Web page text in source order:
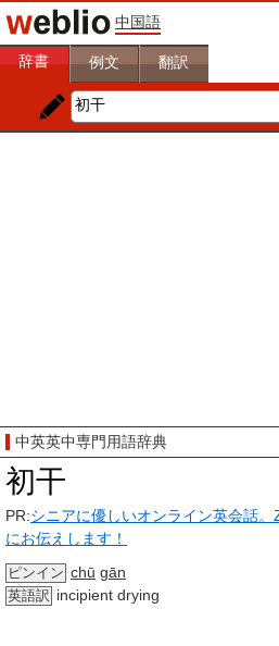
中国語
辞書 例文 翻訳
中英英中専門用語辞典
初干
PR:シニアに優しいオンライン英会話
にお伝えします！
ピンイン chū gān
英語訳 incipient drying